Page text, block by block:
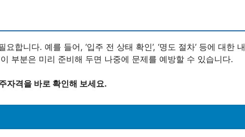
합니다. 예를 들어, ‘입주 전 상태 확인’, ‘명도 절차’ 등에 대한 내
부분은 미리 준비해 두면 나중에 문제를 예방할 수 있습니다.
자격을 바로 확인해 보세요.